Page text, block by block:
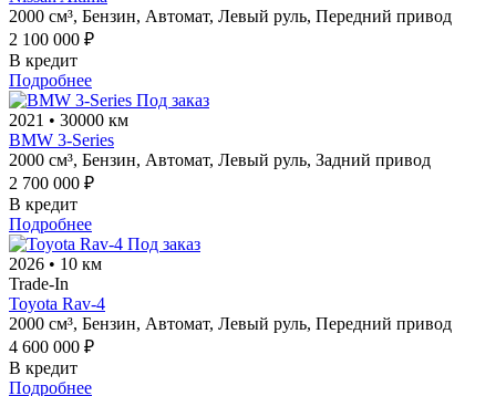
2000 см³, Бензин, Автомат, Левый руль, Передний привод
2 100 000 ₽
В кредит
Подробнее
Под заказ
2021 • 30000 км
BMW 3-Series
2000 см³, Бензин, Автомат, Левый руль, Задний привод
2 700 000 ₽
В кредит
Подробнее
Под заказ
2026 • 10 км
Trade-In
Toyota Rav-4
2000 см³, Бензин, Автомат, Левый руль, Передний привод
4 600 000 ₽
В кредит
Подробнее